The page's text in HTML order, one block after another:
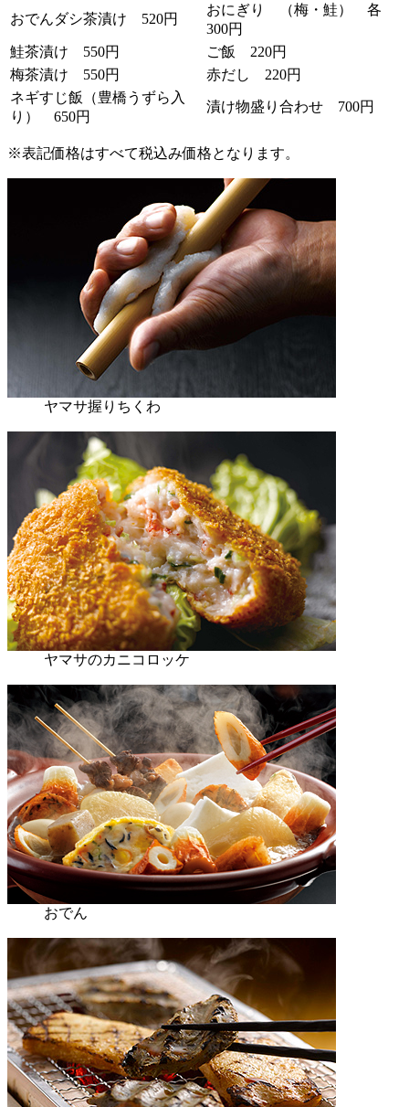
おでんダシ茶漬け 520円
おにぎり （梅・鮭） 各
300円
鮭茶漬け 550円
ご飯 220円
梅茶漬け 550円
赤だし 220円
ネギすじ飯（豊橋うずら入
り） 650円
漬け物盛り合わせ 700円
※表記価格はすべて税込み価格となります。
ヤマサ握りちくわ
ヤマサのカニコロッケ
おでん